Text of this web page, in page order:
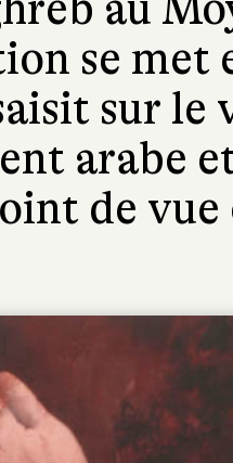
se met
sur
arabe
de